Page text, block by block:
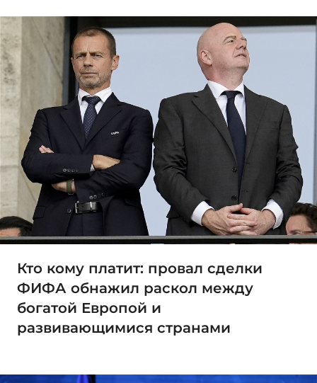
Кто кому платит: провал сделки
ФИФА обнажил раскол между
богатой Европой и
развивающимися странами